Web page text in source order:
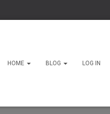
HOME BLOG LOG IN